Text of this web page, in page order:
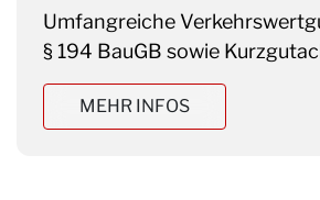
Umfangreiche
§ 194 BauGB sowie
MEHR INFOS